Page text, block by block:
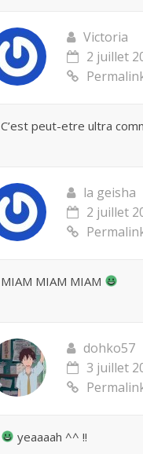
Victoria
2 juillet
C’est peut-etre ultra
la geisha
2 juillet
MIAM MIAM MIAM
dohko57
3 juillet
yeaaaah ^^ !!